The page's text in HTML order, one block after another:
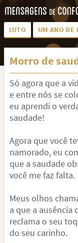
LUTO UM ANO DE
LUTO PARA
PÊSAMES PARA
MEUS
FRASES DE LUTO
Morro de
Só agora que a
e entre nós se
eu aprendi o
saudade!
Agora que você
namorado, eu
que a saudade
você me faz falta.
Meus olhos
a que a ausência
reclama o seu
do seu carinho.